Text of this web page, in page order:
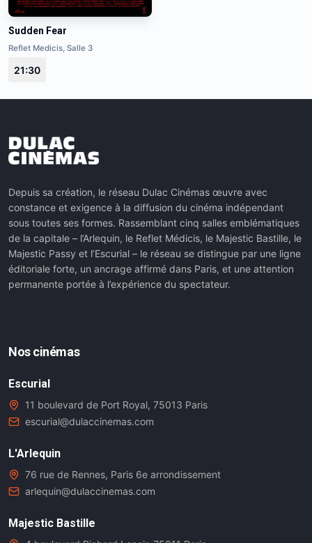
Sudden Fear
Reflet Medicis, Salle 3
21:30
Depuis sa création, le réseau Dulac Cinémas œuvre avec
constance et exigence à la diffusion du cinéma indépendant
sous toutes ses formes. Rassemblant cinq salles emblématiques
de la capitale – l’Arlequin, le Reflet Médicis, le Majestic Bastille, le
Majestic Passy et l’Escurial – le réseau se distingue par une ligne
éditoriale forte, un ancrage affirmé dans Paris, et une attention
permanente portée à l’expérience du spectateur.
Nos cinémas
Escurial
11 boulevard de Port Royal, 75013 Paris
escurial@dulaccinemas.com
L'Arlequin
76 rue de Rennes, Paris 6e arrondissement
arlequin@dulaccinemas.com
Majestic Bastille